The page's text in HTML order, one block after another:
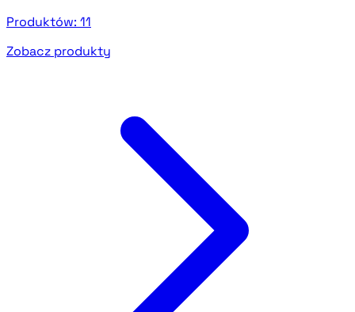
Produktów: 11
Zobacz produkty